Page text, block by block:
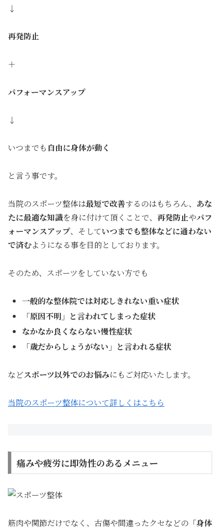
↓
再発防止
＋
パフォーマンスアップ
↓
いつまでも 自由に身体が動く
と言う事です。
当院のスポーツ整体は最短で改善するのはもちろん、 あな
たに最適な知識を身に付けて頂くことで、 再発防止やパフ
ォーマンスアップ、そしていつまでも整体などに通わない
で済むようになる事を目的としております。
そのため、スポーツをしていない方でも
一般的な整体院では対応しきれない重い症状
「原因不明」と言われてしまった症状
なかなか良くならない慢性症状
「歳だからしょうがない」と言われる症状
などスポーツ以外でのお悩みにもご対応いたします。
当院のスポーツ整体について詳しくはこちら
痛みや疲労に即効性のあるメニュー
筋肉や関節だけでなく、古傷や間違ったクセなどの 「身体